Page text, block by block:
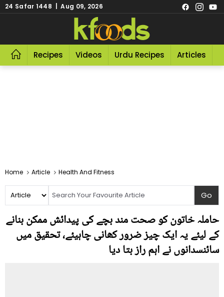
24 Safar 1448 | Aug 09, 2026
Recipes Videos Urdu Recipes Articles
Home Article Health And Fitness
حاملہ خاتون کو صحت مند بچے کی پیدائش ممکن بنانے
کے لیئے یہ ایک چیز ضرور کھانی چاہیئے، تحقیق میں
سائنسدانوں نے اہم راز بتا دیا